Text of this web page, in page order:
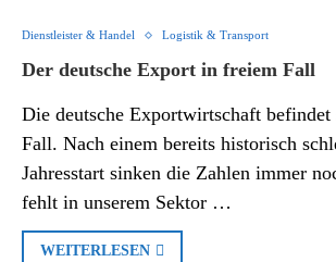
Dienstleister & Handel Logistik & Transport
Der deutsche Export in freiem Fall
Die deutsche Exportwirtschaft
Fall. Nach einem bereits historisch
Jahresstart sinken die Zahlen immer
fehlt in unserem Sektor …
WEITERLESEN